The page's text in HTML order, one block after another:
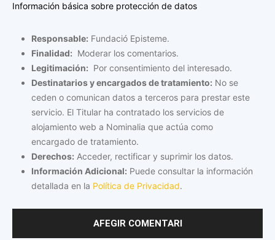
Información básica sobre protección de datos
Responsable: Fundació Episteme.
Finalidad: Moderar los comentarios.
Legitimación: Por consentimiento del interesado.
Destinatarios y encargados de tratamiento: No se
ceden o comunican datos a terceros para prestar este
servicio. El Titular ha contratado los servicios de
alojamiento web a Nominalia que actúa como
encargado de tratamiento.
Derechos: Acceder, rectificar y suprimir los datos.
Información Adicional: Puede consultar la información
detallada en la Política de Privacidad.